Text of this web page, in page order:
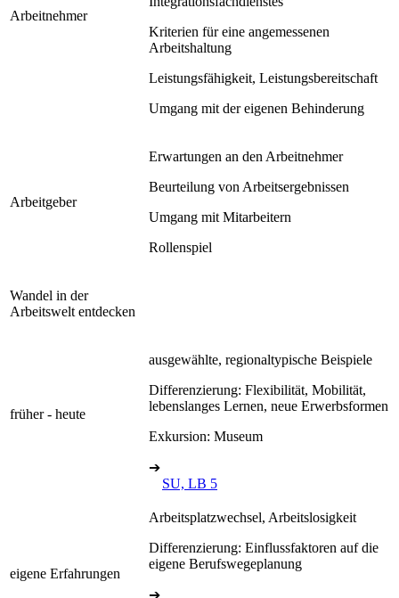
Arbeitnehmer
Kriterien für eine angemessenen
Arbeitshaltung
Leistungsfähigkeit, Leistungsbereitschaft
Umgang mit der eigenen Behinderung
Arbeitgeber
Erwartungen an den Arbeitnehmer
Beurteilung von Arbeitsergebnissen
Umgang mit Mitarbeitern
Rollenspiel
Wandel in der
Arbeitswelt entdecken
früher - heute
ausgewählte, regionaltypische Beispiele
Differenzierung: Flexibilität, Mobilität,
lebenslanges Lernen, neue Erwerbsformen
Exkursion: Museum
➔
SU, LB 5
eigene Erfahrungen
Arbeitsplatzwechsel, Arbeitslosigkeit
Differenzierung: Einflussfaktoren auf die
eigene Berufswegeplanung
➔